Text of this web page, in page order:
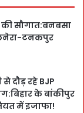
की सौगात:बनबसा
टनकपुर
दौड़ रहे BJP
के बांकीपुर
में इजाफा!